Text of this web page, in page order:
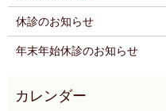
休診のお知らせ
年末年始休診のお知らせ